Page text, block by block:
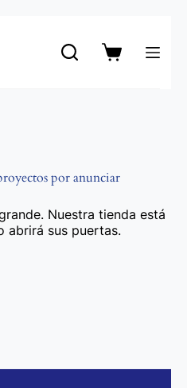
Carro
por anunciar
Nuestra tienda está
abrirá sus puertas.